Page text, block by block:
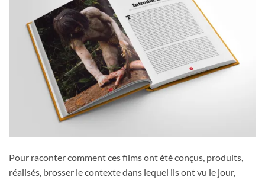
Pour raconter comment ces films ont été conçus, produits,
réalisés, brosser le contexte dans lequel ils ont vu le jour,